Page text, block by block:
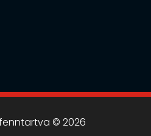
© 2026